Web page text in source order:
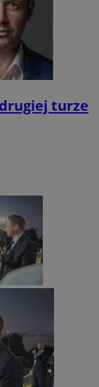
drugiej turze